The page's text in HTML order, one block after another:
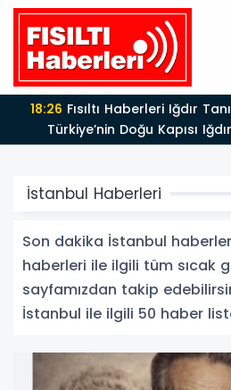
17:47 Türk Tiyatrosu ve Edebiyatı Büyük Bir Değerini
Kaybetti: Bilgesu Erenus’u Son
İstanbul Haberleri
Son dakika İstanbul
haberleri ile ilgili tüm sıcak
sayfamızdan takip
İstanbul ile ilgili 50 haber